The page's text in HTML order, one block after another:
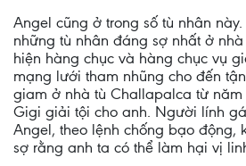
Angel cũng ở trong số tù nhân
những tù nhân đáng sợ nhất ở
hiện hàng chục và hàng chục vụ
mạng lưới tham nhũng cho đến
giam ở nhà tù Challapalca từ năm
Gigi giải tội cho anh. Người lính
Angel, theo lệnh chống bạo động,
sợ rằng anh ta có thể làm hại vị